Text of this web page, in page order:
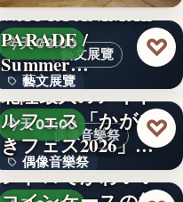
藝文展覽
今天 03:00
藝文展覽
3名
WACCA ANIMAL
PARADE /
Summer…
♡
偶像音樂祭
今天 03:00
偶像音樂祭
北陸最大のアイド
ルフェス「かがや
きフェス2026」第5
弾…
♡
レトロでかわいい